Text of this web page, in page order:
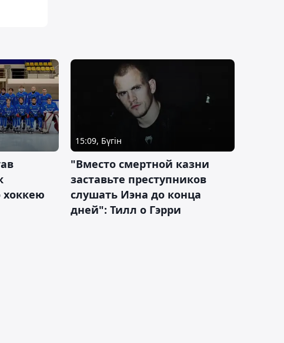
хоккею
15:09, Бүгін
"Вместо смертной казни
заставьте преступников
слушать Иэна до конца
дней": Тилл о Гэрри